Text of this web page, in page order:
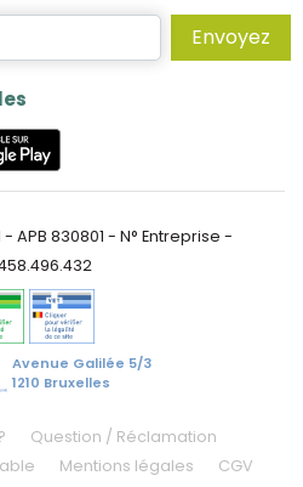
Envoyez
APB 830801 - N° Entreprise -
Avenue Galilée 5/3
1210 Bruxelles
Question / Réclamation
Mentions légales
CGV